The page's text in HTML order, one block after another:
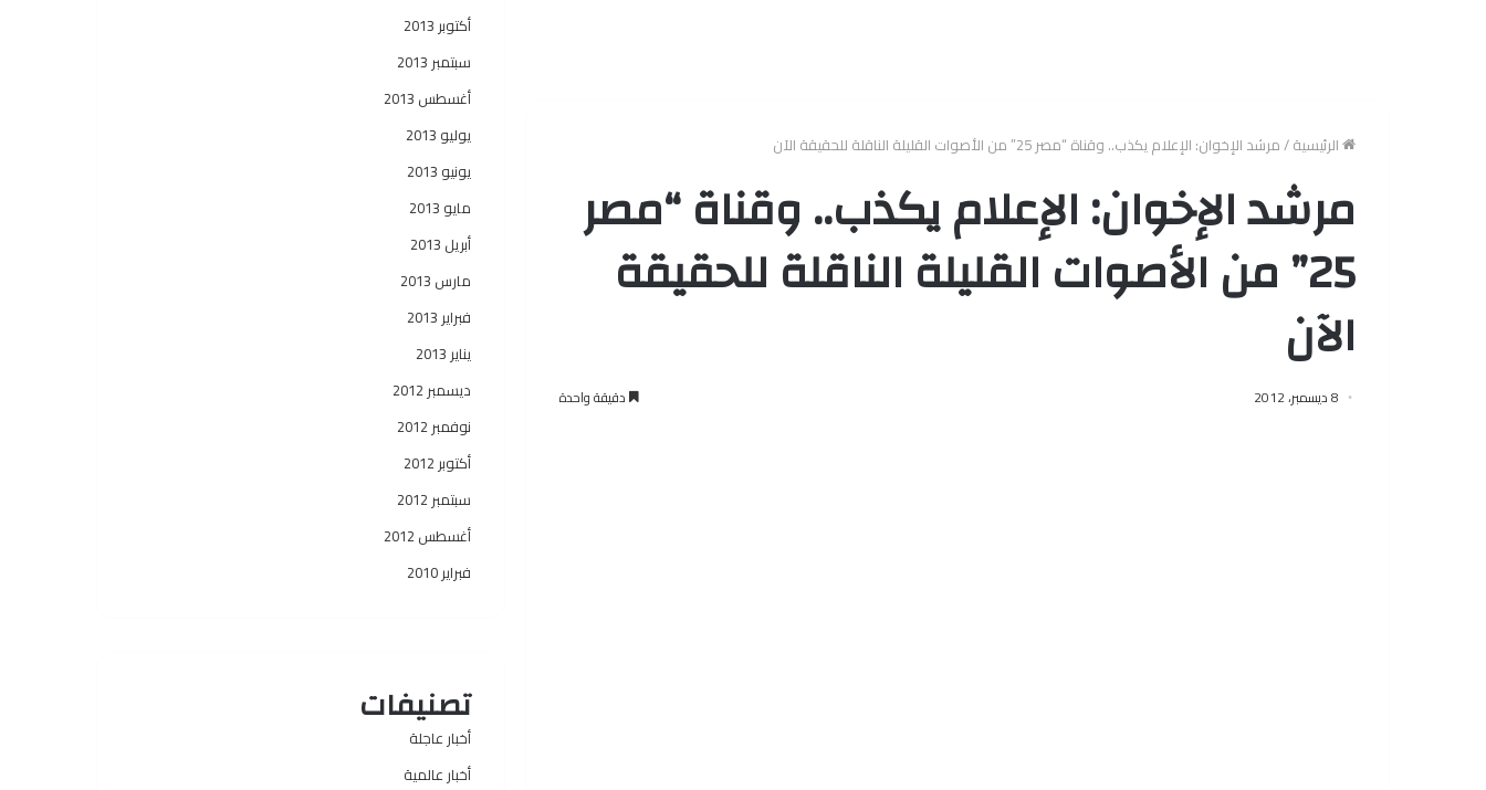
الرئيسية/مرشد الإخوان: الإعلام يكذب.. وقناة “مصر 25” من الأصوات القليلة الناقلة للحقيقة الآن
مرشد الإخوان: الإعلام يكذب.. وقناة “مصر
25” من الأصوات القليلة الناقلة للحقيقة
الآن
8 ديسمبر، 2012 دقيقة واحدة
أكتوبر 2013
سبتمبر 2013
أغسطس 2013
يوليو 2013
يونيو 2013
مايو 2013
أبريل 2013
مارس 2013
فبراير 2013
يناير 2013
ديسمبر 2012
نوفمبر 2012
أكتوبر 2012
سبتمبر 2012
أغسطس 2012
فبراير 2010
تصنيفات
أخبار عاجلة
أخبار عالمية